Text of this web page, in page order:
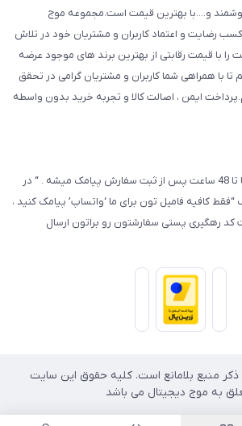
و....با بهترین قیمت است.مجموعه موج
رضایت و اعتماد کاربران و مشتریان خود در تلاش
را با قیمت رقابتی از بهترین برند های موجود عرضه
با همراهی شما کاربران و مشتریان گرامی در تحقق
ایمن ، اصالت کالا و تجربه خرید بدون واسطه
کدرهگیری سفارش ، نهایتا تا 48 ساعت پس از ثبت سفارش پیامک میشه . “ در
کافیه فامیل تون برای ما ‘واتساپ’ پیامک کنید ،
کد رهگیری پستی سفارشتون رو براتون ارسال
ذکر منبع بلامانع است. کلیه حقوق این سایت
به موج دیجیتال می باشد